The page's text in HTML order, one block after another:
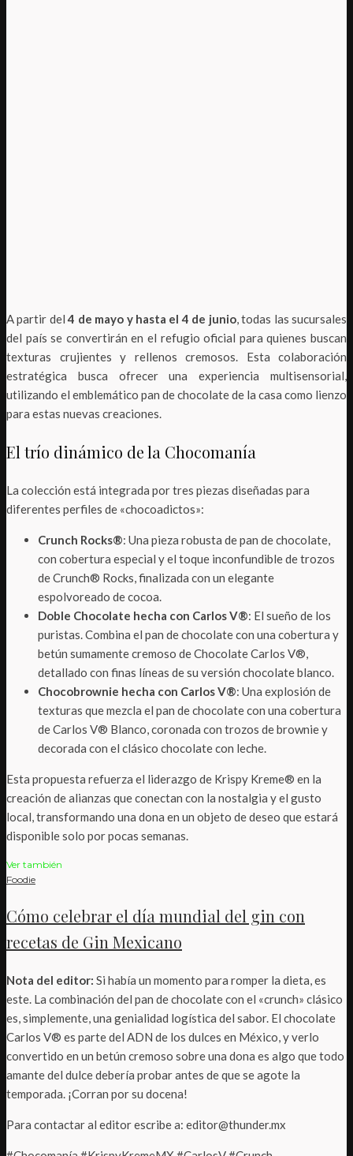
A partir del4 de mayo y hasta el 4 de junio, todas las sucursales
del país se convertirán en el refugio oficial para quienes buscan
texturas crujientes y rellenos cremosos. Esta colaboración
estratégica busca ofrecer una experiencia multisensorial,
utilizando el emblemático pan de chocolate de la casa como lienzo
para estas nuevas creaciones.
El trío dinámico de la Chocomanía
La colección está integrada por tres piezas diseñadas para
diferentes perfiles de «chocoadictos»:
Crunch Rocks®: Una pieza robusta de pan de chocolate,
con cobertura especial y el toque inconfundible de trozos
de Crunch® Rocks, finalizada con un elegante
espolvoreado de cocoa.
Doble Chocolate hecha con Carlos V®: El sueño de los
puristas. Combina el pan de chocolate con una cobertura y
betún sumamente cremoso de Chocolate Carlos V®,
detallado con finas líneas de su versión chocolate blanco.
Chocobrownie hecha con Carlos V®: Una explosión de
texturas que mezcla el pan de chocolate con una cobertura
de Carlos V® Blanco, coronada con trozos de brownie y
decorada con el clásico chocolate con leche.
Esta propuesta refuerza el liderazgo de Krispy Kreme® en la
creación de alianzas que conectan con la nostalgia y el gusto
local, transformando una dona en un objeto de deseo que estará
disponible solo por pocas semanas.
Ver también
Foodie
Cómo celebrar el día mundial del gin con
recetas de Gin Mexicano
Nota del editor: Si había un momento para romper la dieta, es
este. La combinación del pan de chocolate con el «crunch» clásico
es, simplemente, una genialidad logística del sabor. El chocolate
Carlos V® es parte del ADN de los dulces en México, y verlo
convertido en un betún cremoso sobre una dona es algo que todo
amante del dulce debería probar antes de que se agote la
temporada. ¡Corran por su docena!
Para contactar al editor escribe a: editor@thunder.mx